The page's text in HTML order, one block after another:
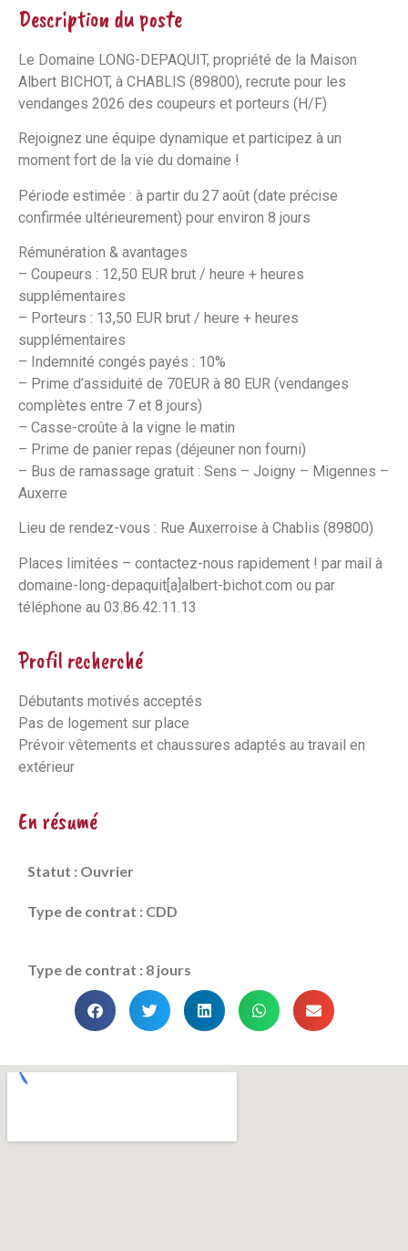
Description du poste
Le Domaine LONG-DEPAQUIT, propriété de la Maison
Albert BICHOT, à CHABLIS (89800), recrute pour les
vendanges 2026 des coupeurs et porteurs (H/F)
Rejoignez une équipe dynamique et participez à un
moment fort de la vie du domaine !
Période estimée : à partir du 27 août (date précise
confirmée ultérieurement) pour environ 8 jours
Rémunération & avantages
– Coupeurs : 12,50 EUR brut / heure + heures
supplémentaires
– Porteurs : 13,50 EUR brut / heure + heures
supplémentaires
– Indemnité congés payés : 10%
– Prime d’assiduité de 70EUR à 80 EUR (vendanges
complètes entre 7 et 8 jours)
– Casse-croûte à la vigne le matin
– Prime de panier repas (déjeuner non fourni)
– Bus de ramassage gratuit : Sens – Joigny – Migennes –
Auxerre
Lieu de rendez-vous : Rue Auxerroise à Chablis (89800)
Places limitées – contactez-nous rapidement ! par mail à
domaine-long-depaquit[a]albert-bichot.com ou par
téléphone au 03.86.42.11.13
Profil recherché
Débutants motivés acceptés
Pas de logement sur place
Prévoir vêtements et chaussures adaptés au travail en
extérieur
En résumé
Statut : Ouvrier
Type de contrat : CDD
Type de contrat : 8 jours